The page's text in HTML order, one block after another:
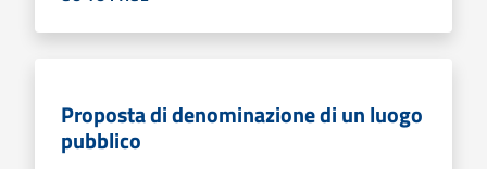
Proposta di denominazione di un luogo
pubblico